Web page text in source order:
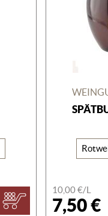
10,00 €/L
7,50 €